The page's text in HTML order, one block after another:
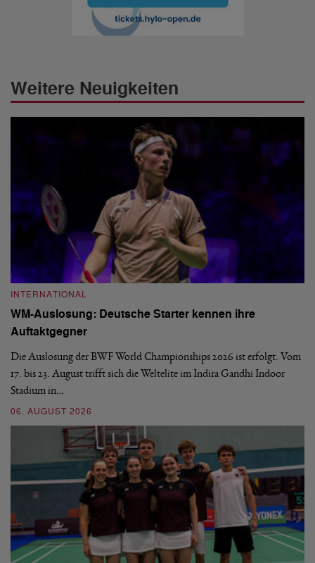
Weitere Neuigkeiten
INTERNATIONAL
WM-Auslosung: Deutsche Starter kennen ihre
Auftaktgegner
Die Auslosung der BWF World Championships 2026 ist erfolgt. Vom
17. bis 23. August trifft sich die Weltelite im Indira Gandhi Indoor
Stadium in…
06. AUGUST 2026